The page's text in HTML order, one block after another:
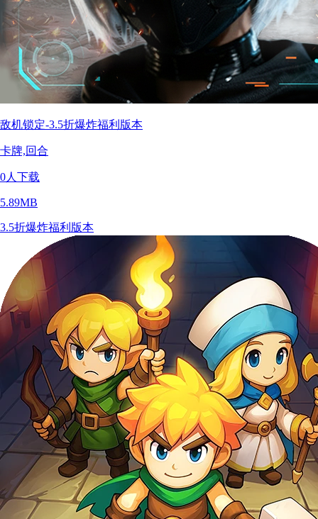
敌机锁定-3.5折爆炸福利版本
卡牌,回合
0人下载
5.89MB
3.5折爆炸福利版本